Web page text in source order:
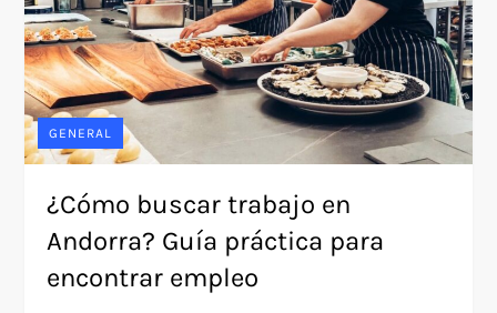
GENERAL
¿Cómo buscar trabajo en
Andorra? Guía práctica para
encontrar empleo